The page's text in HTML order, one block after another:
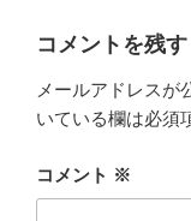
コメントを残す
メールアドレスが
いている欄は必須
コメント ※